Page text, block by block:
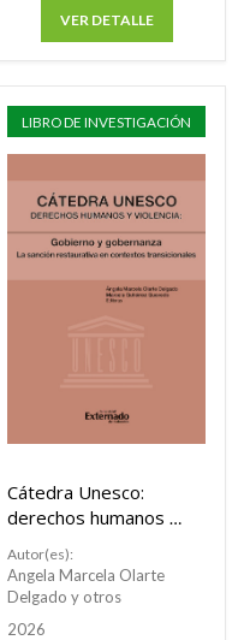
VER DETALLE
LIBRO DE INVESTIGACIÓN
Cátedra Unesco:
derechos humanos y
Autor(es):
Angela Marcela Olarte
Delgado y otros
2026